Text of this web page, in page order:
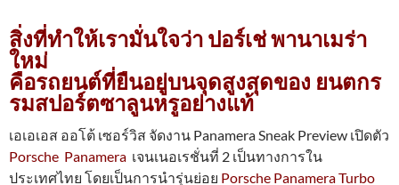
สิ่งที่ทำให้เรามั่นใจว่า ปอร์เช่ พานาเมร่า
ใหม่
คือรถยนต์ที่ยืนอยู่บนจุดสูงสุดของ ยนตกร
รมสปอร์ตซาลูนหรูอย่างแท้
เอเอเอส ออโต้ เซอร์วิส จัดงาน Panamera Sneak Preview เปิดตัว
Porsche Panamera เจนเนอเรชั่นที่ 2 เป็นทางการใน
ประเทศไทย โดยเป็นการนำรุ่นย่อย Porsche Panamera Turbo